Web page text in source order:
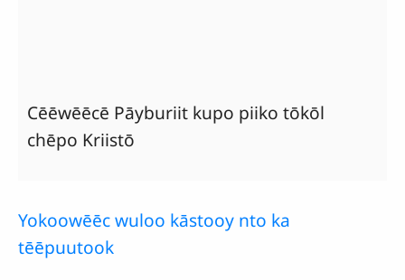
Cēēwēēcē Pāyburiit kupo piiko tōkōl
chēpo Kriistō
Yokoowēēc wuloo kāstooy nto ka
tēēpuutook